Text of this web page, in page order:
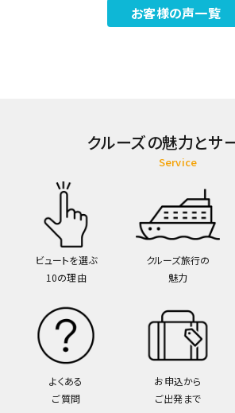
お客様の声一覧
クルーズの魅力とサ
Service
ビュートを選ぶ
10の理由
クルーズ旅行の
魅力
よくある
ご質問
お申込から
ご出発まで